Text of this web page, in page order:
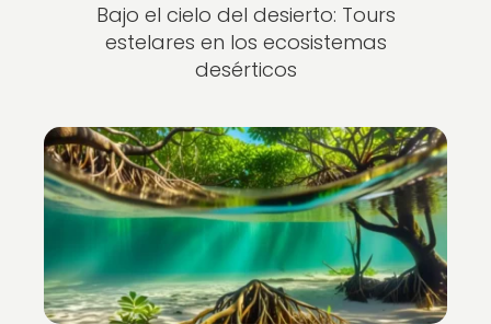
Bajo el cielo del desierto: Tours
estelares en los ecosistemas
desérticos